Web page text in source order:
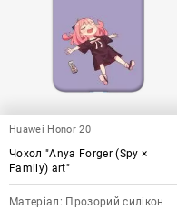
Huawei Honor 20
Чохол "Anya Forger (Spy ×
Family) art"
Матеріал: Прозорий силікон